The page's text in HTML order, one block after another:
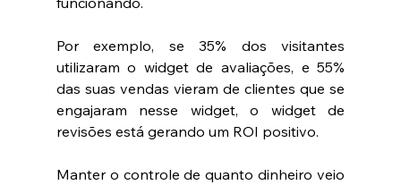
Por exemplo, se 35% dos visitantes
utilizaram o widget de avaliações, e 55%
das suas vendas vieram de clientes que se
engajaram nesse widget, o widget de
revisões está gerando um ROI positivo.
Manter o controle de quanto dinheiro veio